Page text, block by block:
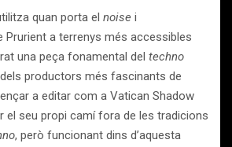
quan porta el noise i
Prurient a terrenys més accessibles
una peça fonamental del techno
productors més fascinants de
a editar com a Vatican Shadow
el seu propi camí fora de les tradicions
, però funcionant dins d’aquesta